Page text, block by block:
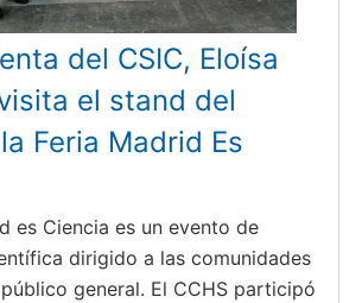
del CSIC, Eloísa
el stand del
Feria Madrid Es
es Ciencia es un evento de
dirigido a las comunidades
general. El CCHS participó